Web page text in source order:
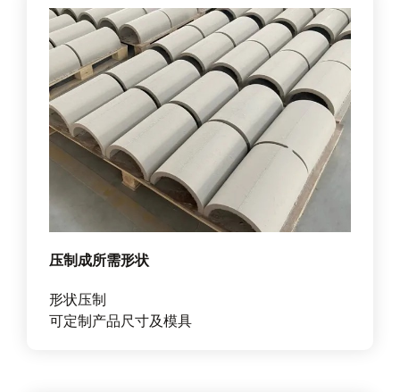
压制成所需形状
形状压制
可定制产品尺寸及模具